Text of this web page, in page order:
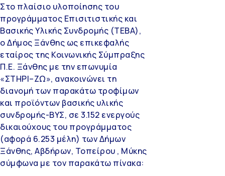
Στο πλαίσιο υλοποίησης του
προγράμματος Επισιτιστικής και
Βασικής Υλικής Συνδρομής (ΤΕΒΑ),
ο Δήμος Ξάνθης ως επικεφαλής
εταίρος της Κοινωνικής Σύμπραξης
Π.Ε. Ξάνθης με την επωνυμία
«ΣΤΗΡΙ–ΖΩ», ανακοινώνει τη
διανομή των παρακάτω τροφίμων
και προϊόντων βασικής υλικής
συνδρομής-ΒΥΣ, σε 3.152 ενεργούς
δικαιούχους του προγράμματος
(αφορά 6.253 μέλη) των Δήμων
Ξάνθης, Αβδήρων, Τοπείρου , Μύκης
σύμφωνα με τον παρακάτω πίνακα: